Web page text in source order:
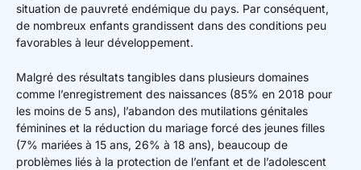
situation de pauvreté endémique du pays. Par conséquent,
de nombreux enfants grandissent dans des conditions peu
favorables à leur développement.
Malgré des résultats tangibles dans plusieurs domaines
comme l’enregistrement des naissances (85% en 2018 pour
les moins de 5 ans), l’abandon des mutilations génitales
féminines et la réduction du mariage forcé des jeunes filles
(7% mariées à 15 ans, 26% à 18 ans), beaucoup de
problèmes liés à la protection de l’enfant et de l’adolescent